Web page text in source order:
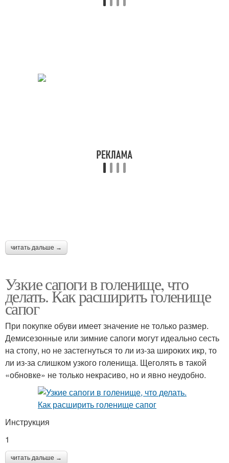
читать дальше →
Узкие сапоги в голенище, что
делать. Как расширить голенище
сапог
При покупке обуви имеет значение не только размер.
Демисезонные или зимние сапоги могут идеально сесть
на стопу, но не застегнуться то ли из-за широких икр, то
ли из-за слишком узкого голенища. Щеголять в такой
«обновке» не только некрасиво, но и явно неудобно.
Инструкция
1
читать дальше →